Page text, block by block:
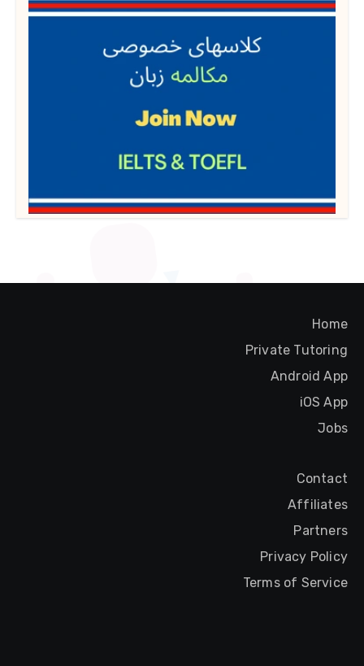
Home
Private Tutoring
Android App
iOS App
Jobs
Contact
Affiliates
Partners
Privacy Policy
Terms of Service